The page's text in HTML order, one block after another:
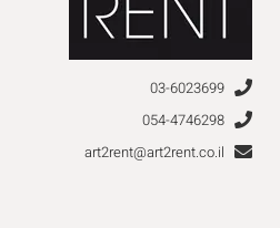
03-6023699
054-4746298
art2rent@art2rent.co.il